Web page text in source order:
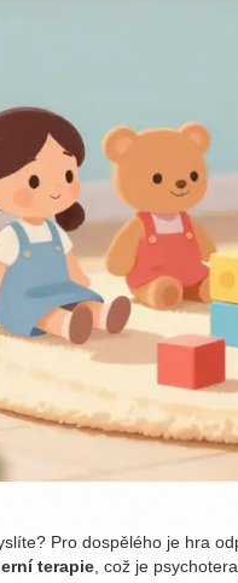
Pro dospělého je hra
terapie, což je